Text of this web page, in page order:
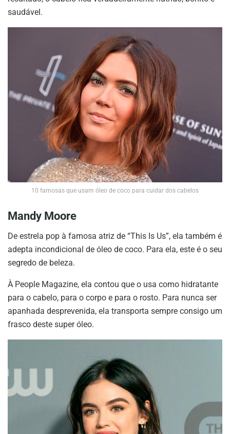
saudável.
10 famosas que usam óleo de coco para cuidar dos cabelos
Mandy Moore
De estrela pop à famosa atriz de “This Is Us”, ela também é
adepta incondicional de óleo de coco. Para ela, este é o seu
segredo de beleza.
À People Magazine, ela contou que o usa como hidratante
para o cabelo, para o corpo e para o rosto. Para nunca ser
apanhada desprevenida, ela transporta sempre consigo um
frasco deste super óleo.